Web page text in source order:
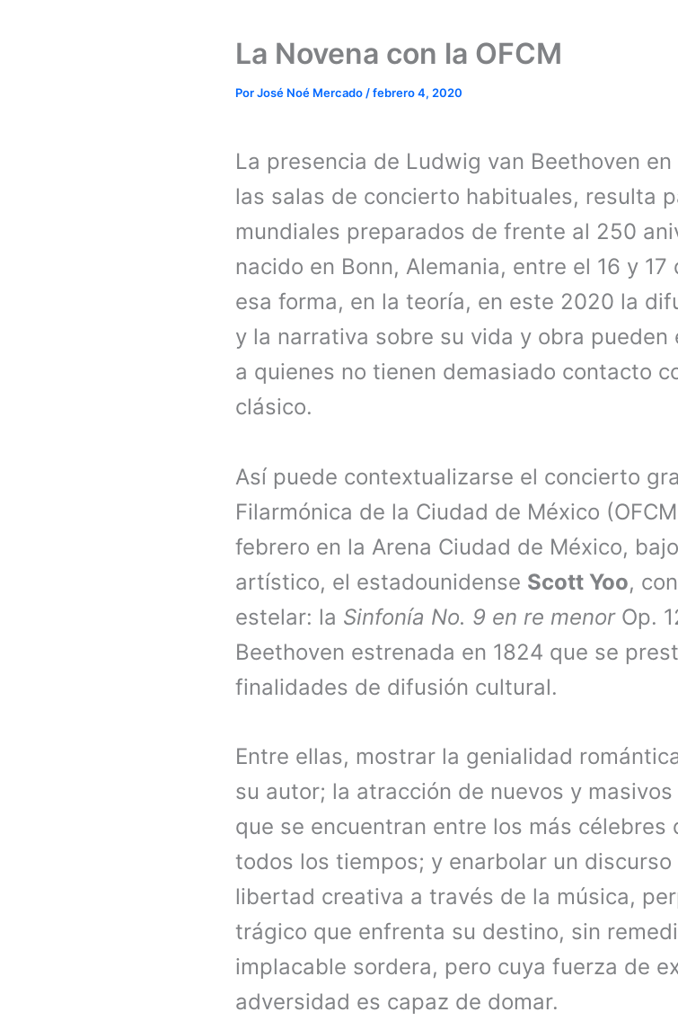
La Novena con la OFCM
PorJosé Noé Mercado/febrero 4, 2020
La presencia de Ludwig van Beethoven
las salas de concierto habituales, resulta
mundiales preparados de frente al 250
nacido en Bonn, Alemania, entre el 16 y
esa forma, en la teoría, en este 2020 la
y la narrativa sobre su vida y obra
a quienes no tienen demasiado contacto
clásico.
Así puede contextualizarse el concierto
Filarmónica de la Ciudad de México
febrero en la Arena Ciudad de México,
artístico, el estadounidense Scott Yoo,
estelar: la Sinfonía No. 9 en re menorOp.
Beethoven estrenada en 1824 que se
finalidades de difusión cultural.
Entre ellas, mostrar la genialidad
su autor; la atracción de nuevos y
que se encuentran entre los más
todos los tiempos; y enarbolar un
libertad creativa a través de la música,
trágico que enfrenta su destino, sin
implacable sordera, pero cuya fuerza de
adversidad es capaz de domar.